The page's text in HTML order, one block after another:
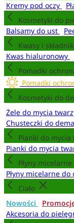
Kremy pod oczy
Kosmetyki do
Balsamy do ust
Kwasy i
Kwas hialuronowy
Pomadki
Pomadki
Kosmetyki do
Żele do mycia
Chusteczki do
Pianki do mycia
Pianki do mycia
Płyny micelarne
Płyny micelarne do
Ciało
Nowości
Akcesoria do